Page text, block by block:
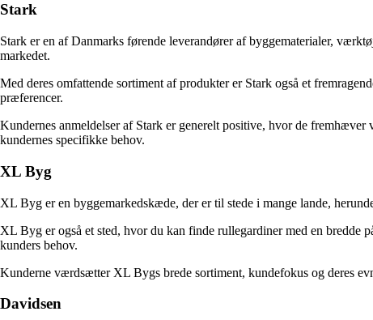
Stark
Stark er en af ​​Danmarks førende leverandører af byggematerialer,
markedet.
Med deres omfattende sortiment af produkter er Stark også et
præferencer.
Kundernes anmeldelser af Stark er generelt positive, hvor de
kundernes specifikke behov.
XL Byg
XL Byg er en byggemarkedskæde, der er til stede i mange lande,
XL Byg er også et sted, hvor du kan finde rullegardiner med en
kunders behov.
Kunderne værdsætter XL Bygs brede sortiment, kundefokus og deres
Davidsen